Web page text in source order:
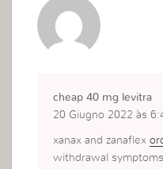
cheap 40 mg levitra
20 Giugno 2022 às
xanax and zanaflex
withdrawal